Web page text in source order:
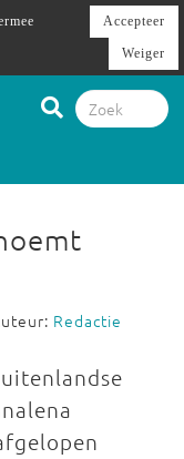
Redactie
Accepteer
Weiger